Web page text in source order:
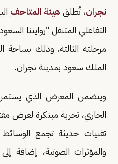
نجران، تُطلق هيئة المتاحف
التفاعلي المتنقل "روايتنا
مرحلته الثالثة، وذلك بساحة
الملك سعود بمدينة نجران.
الجاري، تجربة مبتكرة لعرض
تقنيات حديثة تجمع الوسائط
والمؤثرات الصوتية،